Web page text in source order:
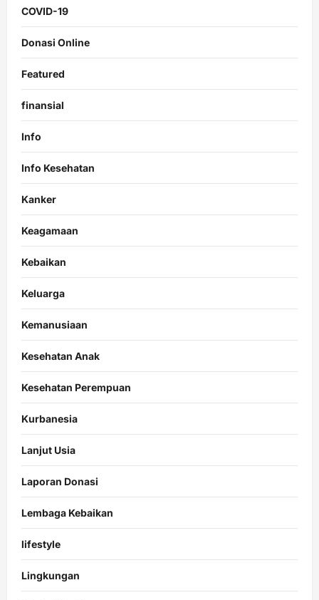
COVID-19
Donasi Online
Featured
finansial
Info
Info Kesehatan
Kanker
Keagamaan
Kebaikan
Keluarga
Kemanusiaan
Kesehatan Anak
Kesehatan Perempuan
Kurbanesia
Lanjut Usia
Laporan Donasi
Lembaga Kebaikan
lifestyle
Lingkungan